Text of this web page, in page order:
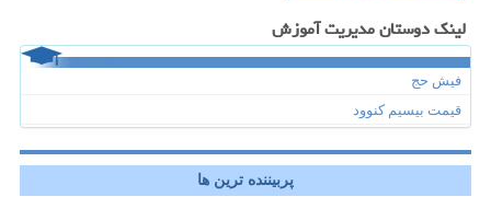
لینک دوستان مدیریت آموزش
فیش حج
قیمت بیسیم کنوود
پربیننده ترین ها